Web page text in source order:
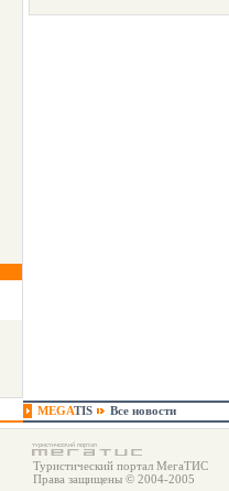
MEGATIS Все новости
Туристический портал МегаТИС
Права защищены © 2004-2005